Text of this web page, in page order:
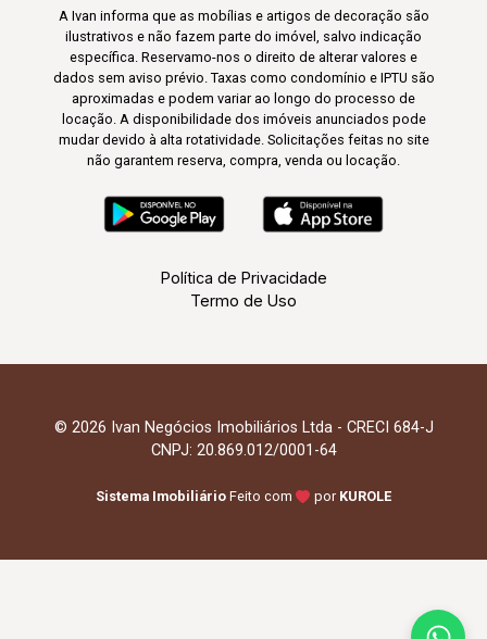
A Ivan informa que as mobílias e artigos de decoração são
ilustrativos e não fazem parte do imóvel, salvo indicação
específica. Reservamo-nos o direito de alterar valores e
dados sem aviso prévio. Taxas como condomínio e IPTU são
aproximadas e podem variar ao longo do processo de
locação. A disponibilidade dos imóveis anunciados pode
mudar devido à alta rotatividade. Solicitações feitas no site
não garantem reserva, compra, venda ou locação.
Política de Privacidade
Termo de Uso
© 2026 Ivan Negócios Imobiliários Ltda - CRECI 684-J
CNPJ: 20.869.012/0001-64
Sistema Imobiliário Feito com por KUROLE